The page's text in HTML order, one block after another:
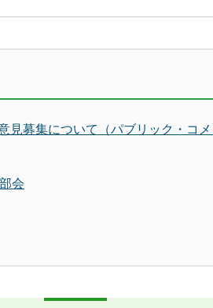
見募集について（パブリック・コメ
会